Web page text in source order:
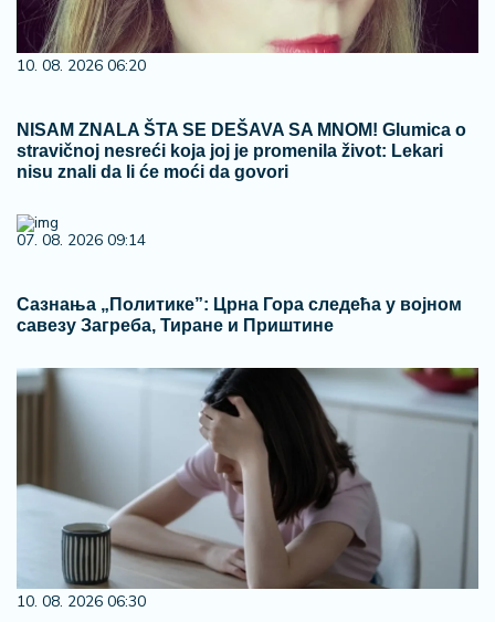
10. 08. 2026 06:20
NISAM ZNALA ŠTA SE DEŠAVA SA MNOM! Glumica o
stravičnoj nesreći koja joj je promenila život: Lekari
nisu znali da li će moći da govori
07. 08. 2026 09:14
Сазнања „Политике”: Црна Гора следећа у војном
савезу Загреба, Тиране и Приштине
10. 08. 2026 06:30